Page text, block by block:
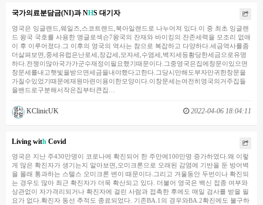
국가의료분담금(NI)과 NHS 대기자
영국은 잉글랜드,웨일즈,스코트랜드,북아일랜드로 나누어져 있다.이 중 최초 잉글랜
드 왕국 국호를 사용한 앵글로섹슨7왕국의 잔재와 바이킹의 잔존세력을 모조리 없애
이 후 이루어졌다.그 이후의 영국의 역사는 참으로 복잡하고 다양하다.세금역사를좀
더살펴보면,중세유럽은난로세,장갑세,모자세,수염세,벽지세등황당한세금으로유명
하다.전쟁이많아국가가군수재정이필요했기때문이다.그중영국은집에창문이있으면
창문세를내고햇빛을받으면세금을내야했다고한다.그당시만해도부자만귀한창문을
가질수있었기때문에재원마련이용이한모양이다.이창문세는여전히영국의거주집들
을밴드로구분해서작은집부터큰집…
KClinicUK 2022-04-06 18:04:11
Living with Covid
영국은 지난 주430만명이 코로나에 확진되어 한 주만에100만명 증가하였다.왜 이렇
게 많은 확진자가 생기는지 알아보면,오미크론으로 오래된 감염에 기반을 둔 방어벽
을 몰래 통과하는 스텔스 오미크론 변이 때문이다.그리고 겨울동안 두번이나 확진되
는 경우도 많아 최근 확진자가 더욱 확산되고 있다. 더불어 영국은 백신 접종 여부와
상관없이 자가격리되거나 확진자에 걸린 사람과 접촉한 후에도 매일 검사를 받을 필
요가 없다.확진자 동선 추적도 종료되었다. 기존BA.1의 경우와BA.2확진에도 불구하